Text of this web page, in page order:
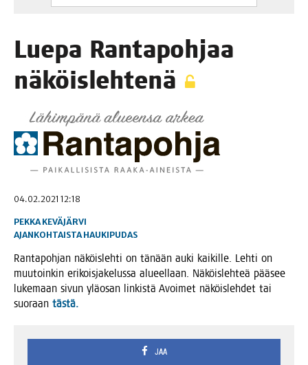
Lue­pa Ran­ta­poh­jaa
näköislehtenä
04.02.2021 12:18
PEKKA KEVÄJÄRVI
AJANKOHTAISTA HAUKIPUDAS
Ran­ta­poh­jan näköis­leh­ti on tänään auki kai­kil­le. Leh­ti on
muu­toin­kin eri­kois­ja­ke­lus­sa alu­eel­laan. Näköis­leh­teä pää­see
luke­maan sivun ylä­osan lin­kis­tä Avoi­met näköis­leh­det tai
suo­raan täs­tä.
JAA